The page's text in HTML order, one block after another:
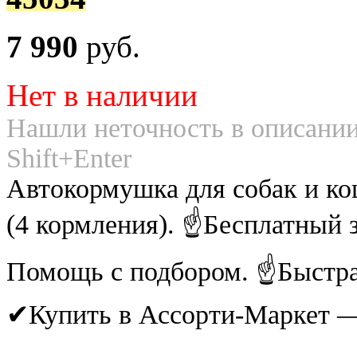
7 990 руб.
Нет в наличии
Нашли неточность в
Shift+Enter
Автокормушка для собак и
(4 кормления).
Помощь с подбором.
✔Купить в Ассорти-Маркет